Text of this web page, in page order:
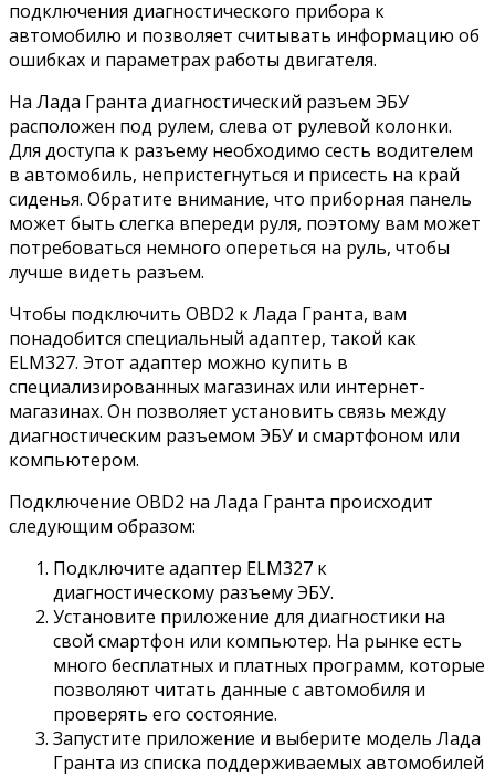
подключения диагностического прибора к
автомобилю и позволяет считывать информацию об
ошибках и параметрах работы двигателя.
На Лада Гранта диагностический разъем ЭБУ
расположен под рулем, слева от рулевой колонки.
Для доступа к разъему необходимо сесть водителем
в автомобиль, непристегнуться и присесть на край
сиденья. Обратите внимание, что приборная панель
может быть слегка впереди руля, поэтому вам может
потребоваться немного опереться на руль, чтобы
лучше видеть разъем.
Чтобы подключить OBD2 к Лада Гранта, вам
понадобится специальный адаптер, такой как
ELM327. Этот адаптер можно купить в
специализированных магазинах или интернет-
магазинах. Он позволяет установить связь между
диагностическим разъемом ЭБУ и смартфоном или
компьютером.
Подключение OBD2 на Лада Гранта происходит
следующим образом:
Подключите адаптер ELM327 к
диагностическому разъему ЭБУ.
Установите приложение для диагностики на
свой смартфон или компьютер. На рынке есть
много бесплатных и платных программ, которые
позволяют читать данные с автомобиля и
проверять его состояние.
Запустите приложение и выберите модель Лада
Гранта из списка поддерживаемых автомобилей